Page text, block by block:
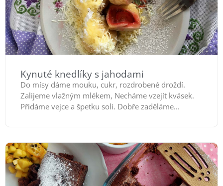
Kynuté knedlíky s jahodami
Do mísy dáme mouku, cukr, rozdrobené droždí.
Zalijeme vlažným mlékem, Necháme vzejít kvásek.
Přidáme vejce a špetku soli. Dobře zaděláme...